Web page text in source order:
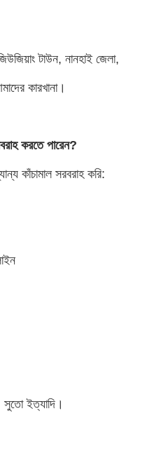
টাউন, নানহাই জেলা,
কারখানা।
করতে পারেন?
কাঁচামাল সরবরাহ করি:
সুতো ইত্যাদি।